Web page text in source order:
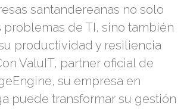
santandereanas no solo
problemas de TI, sino también
productividad y resiliencia
ValuIT, partner oficial de
su empresa en
puede transformar su gestión